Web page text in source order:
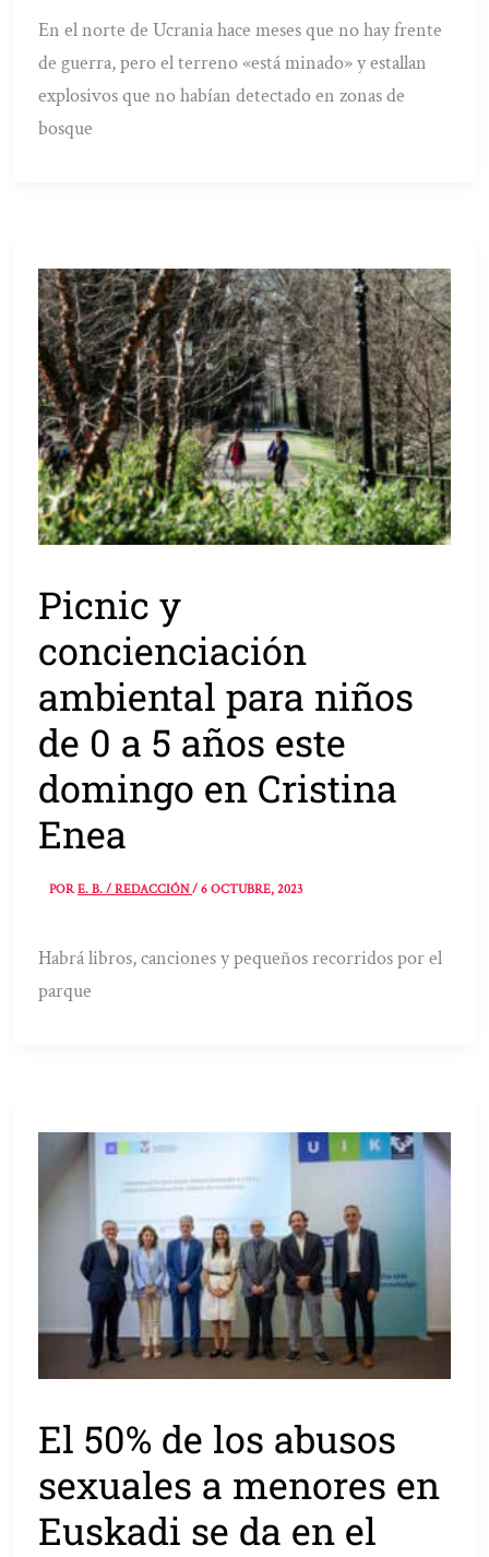
En el norte de Ucrania hace meses que no hay frente
de guerra, pero el terreno «está minado» y estallan
explosivos que no habían detectado en zonas de
bosque
Picnic y
concienciación
ambiental para niños
de 0 a 5 años este
domingo en Cristina
Enea
PORE. B. / REDACCIÓN/6 OCTUBRE, 2023
Habrá libros, canciones y pequeños recorridos por el
parque
El 50% de los abusos
sexuales a menores en
Euskadi se da en el